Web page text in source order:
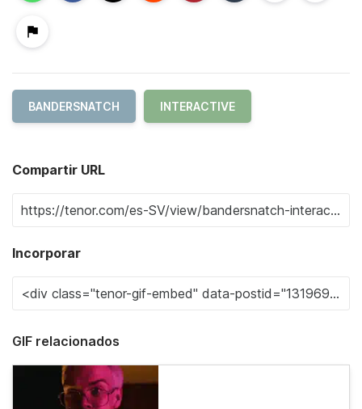
BANDERSNATCH INTERACTIVE
Compartir URL
Incorporar
GIF relacionados